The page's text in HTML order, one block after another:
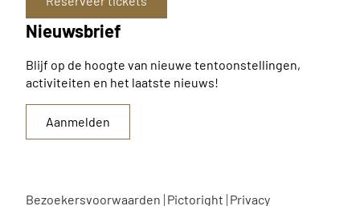
Nieuwsbrief
Blijf op de hoogte van nieuwe tentoonstellingen,
activiteiten en het laatste nieuws!
Aanmelden
Bezoekersvoorwaarden Pictoright Privacy